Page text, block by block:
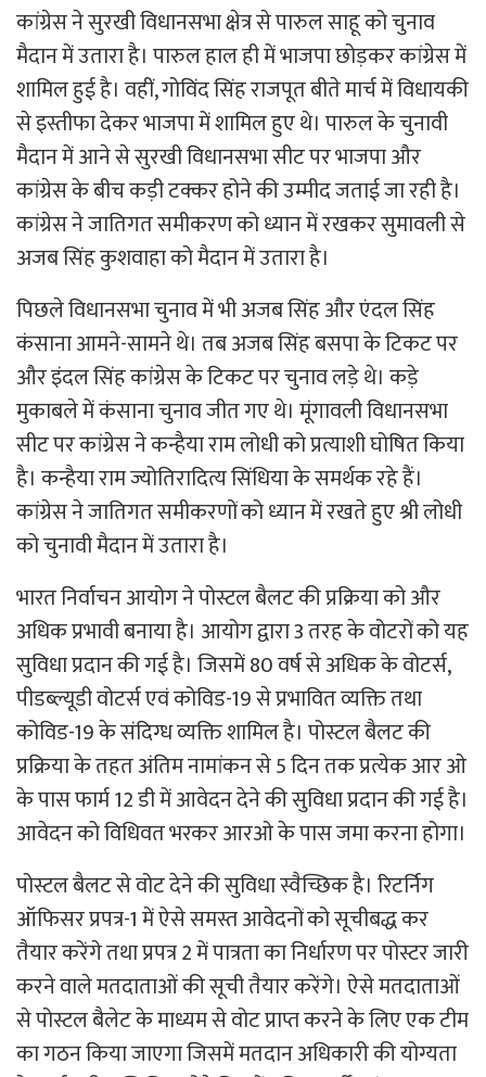
कांग्रेस ने सुरखी विधानसभा क्षेत्र से पारुल साहू को चुनाव
मैदान में उतारा है। पारुल हाल ही में भाजपा छोड़कर कांग्रेस में
शामिल हुई है। वहीं, गोविंद सिंह राजपूत बीते मार्च में विधायकी
से इस्तीफा देकर भाजपा में शामिल हुए थे। पारुल के चुनावी
मैदान में आने से सुरखी विधानसभा सीट पर भाजपा और
कांग्रेस के बीच कड़ी टक्कर होने की उम्मीद जताई जा रही है।
कांग्रेस ने जातिगत समीकरण को ध्यान में रखकर सुमावली से
अजब सिंह कुशवाहा को मैदान में उतारा है।
पिछले विधानसभा चुनाव में भी अजब सिंह और एंदल सिंह
कंसाना आमने-सामने थे। तब अजब सिंह बसपा के टिकट पर
और इंदल सिंह कांग्रेस के टिकट पर चुनाव लड़े थे। कड़े
मुकाबले में कंसाना चुनाव जीत गए थे। मूंगावली विधानसभा
सीट पर कांग्रेस ने कन्हैया राम लोधी को प्रत्याशी घोषित किया
है। कन्हैया राम ज्योतिरादित्य सिंधिया के समर्थक रहे हैं।
कांग्रेस ने जातिगत समीकरणों को ध्यान में रखते हुए श्री लोधी
को चुनावी मैदान में उतारा है।
भारत निर्वाचन आयोग ने पोस्टल बैलट की प्रक्रिया को और
अधिक प्रभावी बनाया है। आयोग द्वारा 3 तरह के वोटरों को यह
सुविधा प्रदान की गई है। जिसमें 80 वर्ष से अधिक के वोटर्स,
पीडब्ल्यूडी वोटर्स एवं कोविड-19 से प्रभावित व्यक्ति तथा
कोविड-19 के संदिग्ध व्यक्ति शामिल है। पोस्टल बैलट की
प्रक्रिया के तहत अंतिम नामांकन से 5 दिन तक प्रत्येक आर ओ
के पास फार्म 12 डी में आवेदन देने की सुविधा प्रदान की गई है।
आवेदन को विधिवत भरकर आरओ के पास जमा करना होगा।
पोस्टल बैलट से वोट देने की सुविधा स्वैच्छिक है। रिटर्निग
ऑफिसर प्रपत्र-1 में ऐसे समस्त आवेदनों को सूचीबद्ध कर
तैयार करेंगे तथा प्रपत्र 2 में पात्रता का निर्धारण पर पोस्टर जारी
करने वाले मतदाताओं की सूची तैयार करेंगे। ऐसे मतदाताओं
से पोस्टल बैलेट के माध्यम से वोट प्राप्त करने के लिए एक टीम
का गठन किया जाएगा जिसमें मतदान अधिकारी की योग्यता